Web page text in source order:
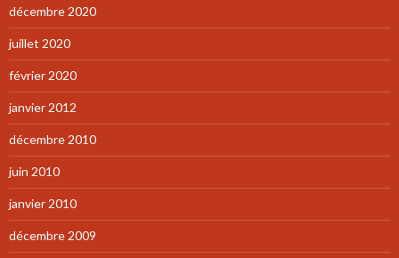
décembre 2020
juillet 2020
février 2020
janvier 2012
décembre 2010
juin 2010
janvier 2010
décembre 2009